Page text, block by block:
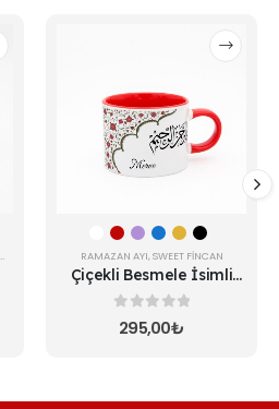
varyasyonu
Seçenekler
seçilebilir
RAMAZAN AYI, SWEET FINCAN
Çiçekli Besmele İsimli
Sweet Fincan
05 üzerinden
295,00₺